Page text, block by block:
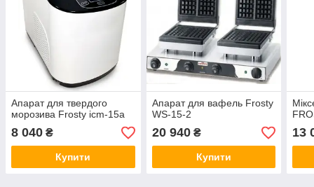
Апарат для твердого
морозива Frosty icm-15a
8 040 ₴
Купити
Апарат для вафель Frosty
WS-15-2
20 940₴
Купити
13